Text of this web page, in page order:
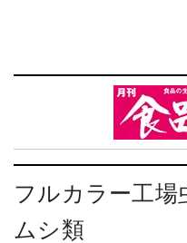
フルカラー工場
ムシ類